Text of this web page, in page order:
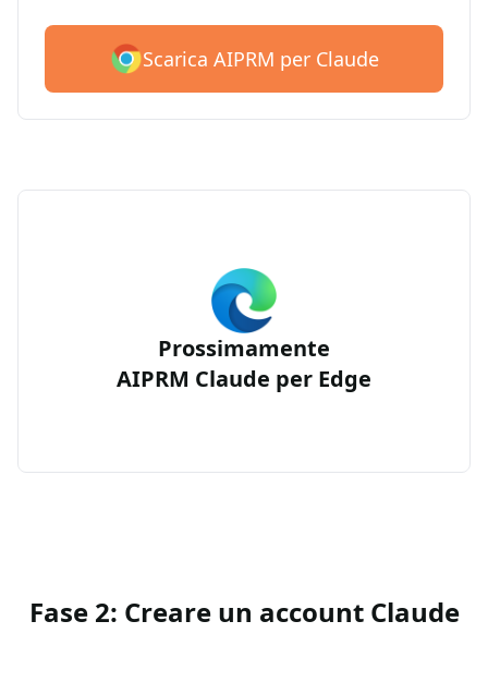
Scarica AIPRM per Claude
Prossimamente
AIPRM Claude per Edge
Fase 2: Creare un account Claude